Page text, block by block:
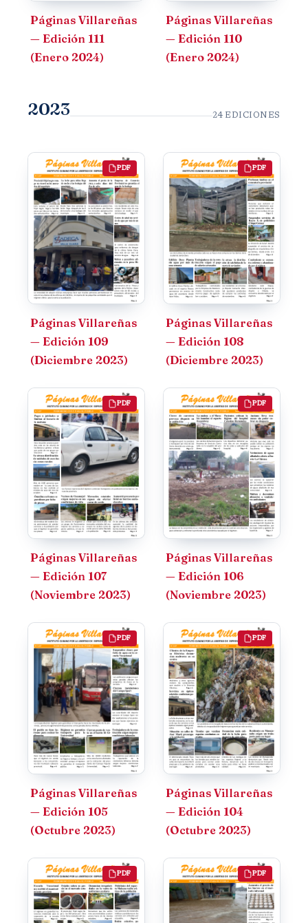
Páginas Villareñas
— Edición 111
(Enero 2024)
Páginas Villareñas
— Edición 110
(Enero 2024)
2023 24 EDICIONES
PDF
Páginas Villareñas
— Edición 109
(Diciembre 2023)
PDF
Páginas Villareñas
— Edición 108
(Diciembre 2023)
PDF
Páginas Villareñas
— Edición 107
(Noviembre 2023)
PDF
Páginas Villareñas
— Edición 106
(Noviembre 2023)
PDF
Páginas Villareñas
— Edición 105
(Octubre 2023)
PDF
Páginas Villareñas
— Edición 104
(Octubre 2023)
PDF PDF